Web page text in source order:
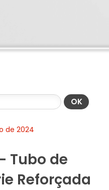
OK
de 2024
Tubo de
Reforçada